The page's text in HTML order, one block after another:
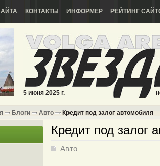
КОНТАКТЫ ИНФОРМЕР РЕЙТИНГ
5 июня 2025 г.
Блоги Авто Кредит под залог автомобиля
Кредит под залог
Авто